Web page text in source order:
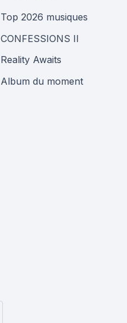
Top 2026 musiques
CONFESSIONS II
Reality Awaits
Album du moment